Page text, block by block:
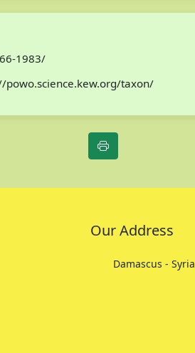
1983/
powo.science.kew.org/taxon/
Our Address
Damascus - Syria